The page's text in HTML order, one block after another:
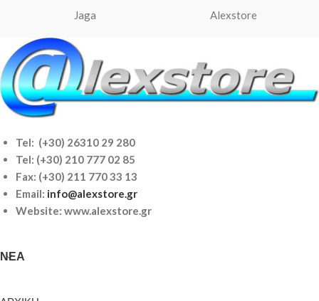
Jaga Alexstore
Tel: (+30) 26310 29 280
Tel: (+30) 210 777 02 85
Fax: (+30) 211 770 33 13
Email: info@alexstore.gr
Website: www.alexstore.gr
ΝΈΑ